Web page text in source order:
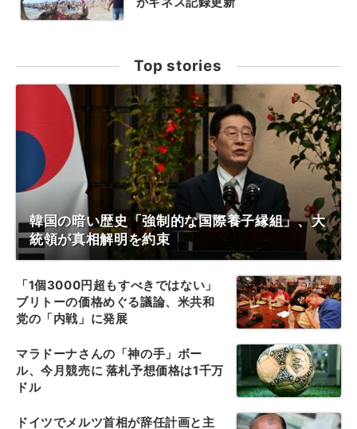
Top stories
韓国の暗い歴史「強制的な国際養子縁組」、大
統領が真相解明を約束
「1個3000円超もすべきではない」
ブリトーの価格めぐる議論、米共和
党の「内戦」に発展
マラドーナさんの「神の手」ボー
ル、今月競売に 落札予想価格は1千万
ドル
ドイツでメルツ首相が辞任計画と主